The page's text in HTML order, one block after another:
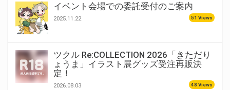
イベント会場での委託受付のご案内
2025.11.22 51 Views
ツクル Re:COLLECTION 2026「きただり
ょうま」イラスト展グッズ受注再販決
定！
2026.08.03 48 Views